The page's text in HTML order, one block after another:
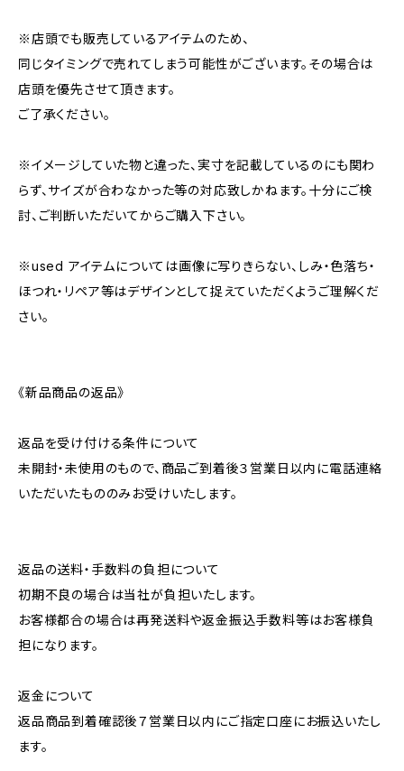
※店頭でも販売しているアイテムのため、
同じタイミングで売れてしまう可能性がございます。その場合は
店頭を優先させて頂きます。
ご了承ください。
※イメージしていた物と違った、実寸を記載しているのにも関わ
らず、サイズが合わなかった等の対応致しかねます。十分にご検
討、ご判断いただいてからご購入下さい。
※used アイテムについては画像に写りきらない、しみ・色落ち・
ほつれ・リペア等はデザインとして捉えていただくようご理解くだ
さい。
《新品商品の返品》
返品を受け付ける条件について
未開封・未使用のもので、商品ご到着後３営業日以内に電話連絡
いただいたもののみお受けいたします。
返品の送料・手数料の負担について
初期不良の場合は当社が負担いたします。
お客様都合の場合は再発送料や返金振込手数料等はお客様負
担になります。
返金について
返品商品到着確認後７営業日以内にご指定口座にお振込いたし
ます。